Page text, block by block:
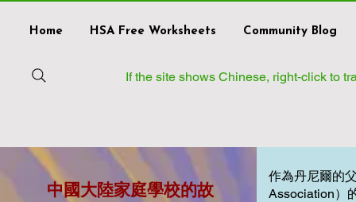
Home HSA Free Worksheets Community Blog
If the site shows Chinese, right‑click to
中國大陸家庭學校的故
作為丹尼爾的
Association）